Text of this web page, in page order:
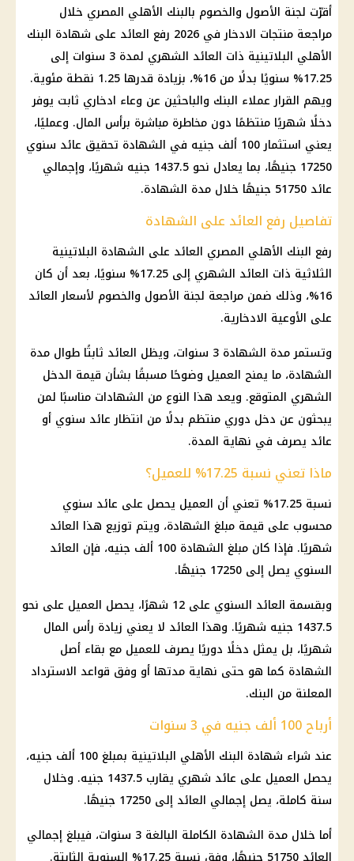
أقرّت لجنة الأصول والخصوم بالبنك الأهلي المصري خلال
مراجعة منتجات الادخار في 2026 رفع العائد على شهادة البنك
الأهلي البلاتينية ذات العائد الشهري لمدة 3 سنوات إلى
17.25% سنويًا بدلًا من 16%، بزيادة قدرها 1.25 نقطة مئوية.
ويهم القرار عملاء البنك والباحثين عن وعاء ادخاري ثابت يوفر
دخلًا شهريًا منتظمًا دون مخاطرة مباشرة برأس المال. وعمليًا،
يعني استثمار 100 ألف جنيه في الشهادة تحقيق عائد سنوي
17250 جنيهًا، بما يعادل نحو 1437.5 جنيه شهريًا، وإجمالي
عائد 51750 جنيهًا خلال مدة الشهادة.
تفاصيل رفع العائد على الشهادة
رفع البنك الأهلي المصري العائد على الشهادة البلاتينية
الثلاثية ذات العائد الشهري إلى 17.25% سنويًا، بعد أن كان
16%، وذلك ضمن مراجعة لجنة الأصول والخصوم لأسعار العائد
على الأوعية الادخارية.
وتستمر مدة الشهادة 3 سنوات، ويظل العائد ثابتًا طوال مدة
الشهادة، ما يمنح العميل وضوحًا مسبقًا بشأن قيمة الدخل
الشهري المتوقع. ويعد هذا النوع من الشهادات مناسبًا لمن
يبحثون عن دخل دوري منتظم بدلًا من انتظار عائد سنوي أو
عائد يصرف في نهاية المدة.
ماذا تعني نسبة 17.25% للعميل؟
نسبة 17.25% تعني أن العميل يحصل على عائد سنوي
محسوب على قيمة مبلغ الشهادة، ويتم توزيع هذا العائد
شهريًا. فإذا كان مبلغ الشهادة 100 ألف جنيه، فإن العائد
السنوي يصل إلى 17250 جنيهًا.
وبقسمة العائد السنوي على 12 شهرًا، يحصل العميل على نحو
1437.5 جنيه شهريًا. وهذا العائد لا يعني زيادة رأس المال
شهريًا، بل يمثل دخلًا دوريًا يصرف للعميل مع بقاء أصل
الشهادة كما هو حتى نهاية مدتها أو وفق قواعد الاسترداد
المعلنة من البنك.
أرباح 100 ألف جنيه في 3 سنوات
عند شراء شهادة البنك الأهلي
البلاتينية بمبلغ 100 ألف جنيه،
يحصل العميل على عائد شهري
يقارب 1437.5 جنيه. وخلال
سنة كاملة، يصل إجمالي العائد إلى 17250 جنيهًا.
أما خلال مدة الشهادة الكاملة البالغة 3 سنوات، فيبلغ إجمالي